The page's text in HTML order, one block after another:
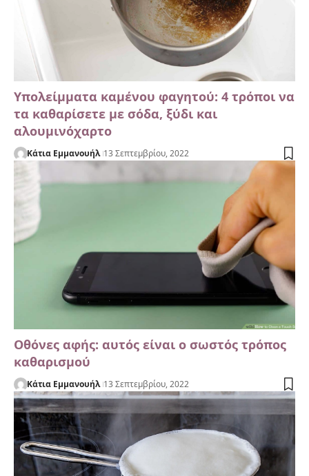
Υπολείμματα καμένου φαγητού: 4 τρόποι να
τα καθαρίσετε με σόδα, ξύδι και
αλουμινόχαρτο
Κάτια Εμμανουήλ 13 Σεπτεμβρίου, 2022
Οθόνες αφής: αυτός είναι ο σωστός τρόπος
καθαρισμού
Κάτια Εμμανουήλ 13 Σεπτεμβρίου, 2022